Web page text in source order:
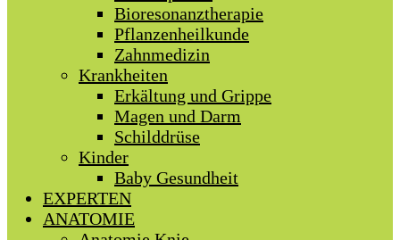
Bioresonanztherapie
Pflanzenheilkunde
Zahnmedizin
Krankheiten
Erkältung und Grippe
Magen und Darm
Schilddrüse
Kinder
Baby Gesundheit
EXPERTEN
ANATOMIE